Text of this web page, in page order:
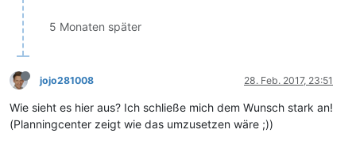
5 Monaten später
jojo281008 28. Feb. 2017, 23:51
Wie sieht es hier aus? Ich schließe mich dem Wunsch stark an!
(Planningcenter zeigt wie das umzusetzen wäre ;))